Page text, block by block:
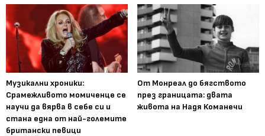
Музикални хроники:
Срамежливото момиченце се
научи да вярва в себе си и
стана една от най-големите
британски певици
От Монреал до бягството
през границата: двата
живота на Надя Команечи